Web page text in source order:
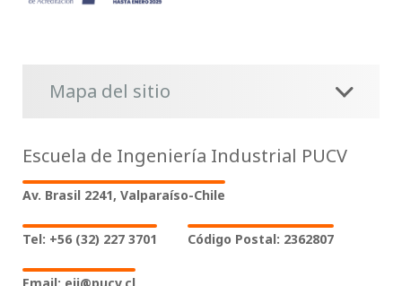
Mapa del sitio
Escuela de Ingeniería Industrial PUCV
Av. Brasil 2241, Valparaíso-Chile
Tel: +56 (32) 227 3701 Código Postal: 2362807